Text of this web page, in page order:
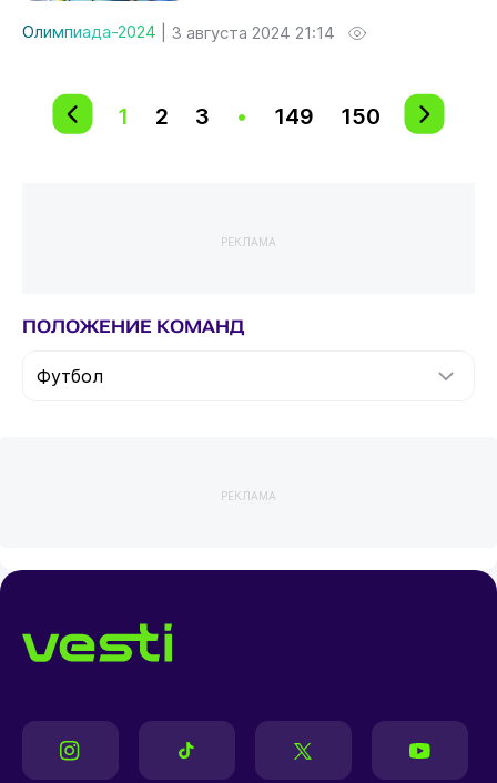
Олимпиада-2024 3 августа 2024 21:14
1 2 3 • 149 150
РЕКЛАМА
ПОЛОЖЕНИЕ КОМАНД
Футбол
РЕКЛАМА